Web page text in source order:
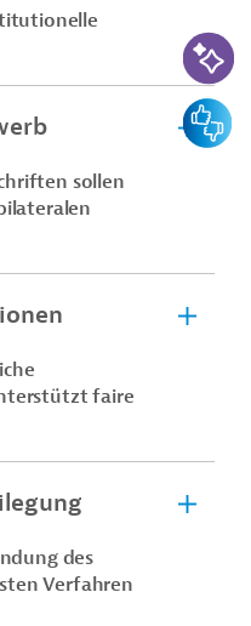
sollen
faire
des
Verfahren
KI-